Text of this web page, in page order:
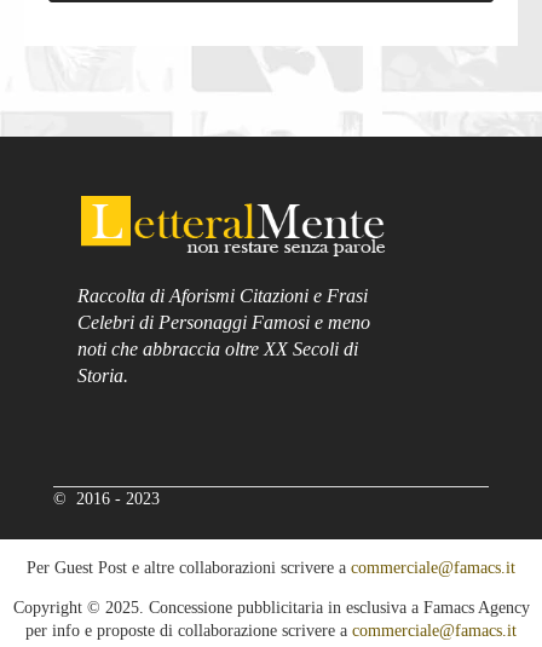
Raccolta di Aforismi Citazioni e Frasi
Celebri di Personaggi Famosi e meno
noti che abbraccia oltre XX Secoli di
Storia.
© 2016 - 2023
Per Guest Post e altre collaborazioni scrivere a commerciale@famacs.it
Copyright © 2025. Concessione pubblicitaria in esclusiva a Famacs Agency
per info e proposte di collaborazione scrivere a commerciale@famacs.it